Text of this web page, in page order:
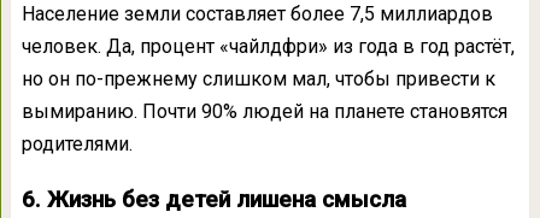
Население земли составляет более 7,5 миллиардов
человек. Да, процент «чайлдфри» из года в год растёт,
но он по-прежнему слишком мал, чтобы привести к
вымиранию. Почти 90% людей на планете становятся
родителями.
6. Жизнь без детей лишена смысла